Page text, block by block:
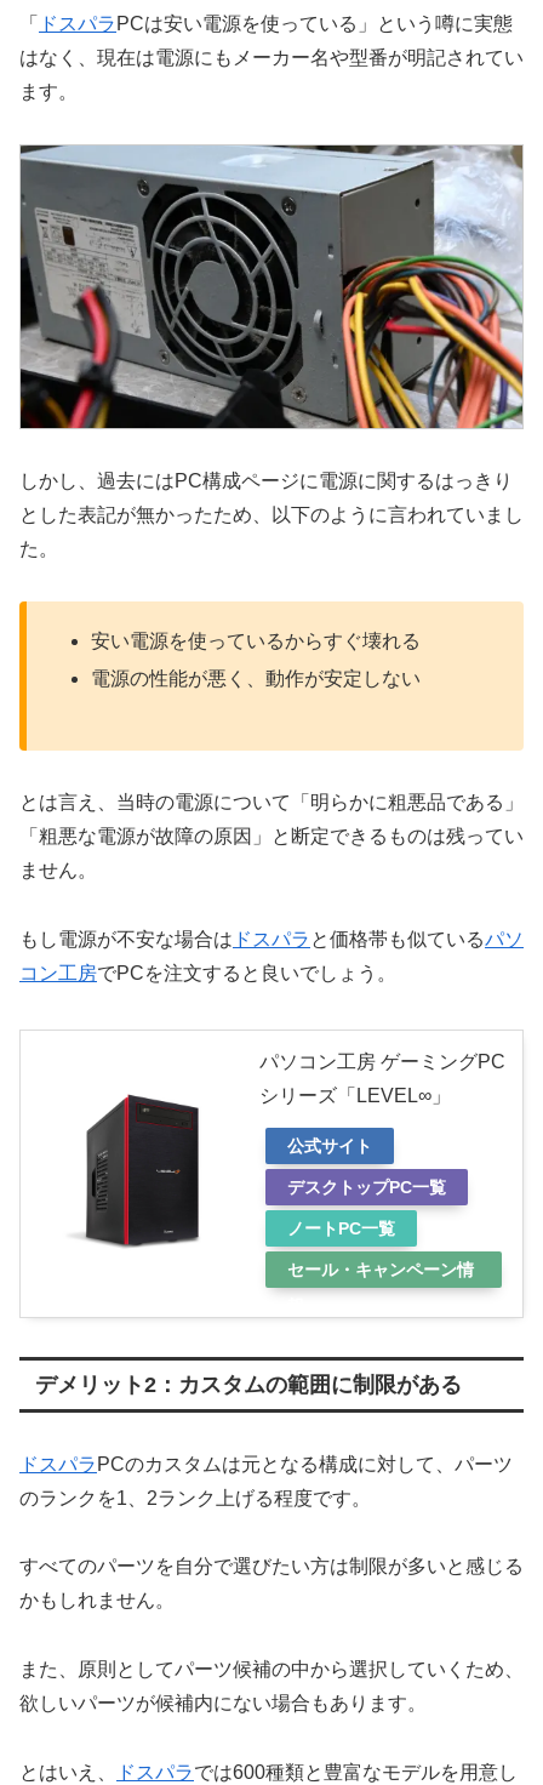
「 ドスパラ PCは安い電源を使っている」という噂に実態
はなく、現在は電源にもメーカー名や型番が明記されてい
ます。
しかし、過去にはPC構成ページに電源に関するはっきり
とした表記が無かったため、以下のように言われていまし
た。
安い電源を使っているからすぐ壊れる
電源の性能が悪く、動作が安定しない
とは言え、当時の電源について「明らかに粗悪品である」
「粗悪な電源が故障の原因」と断定できるものは残ってい
ません。
もし電源が不安な場合は ドスパラ と価格帯も似ているパソ
コン工房でPCを注文すると良いでしょう。
パソコン工房 ゲーミングPC
シリーズ「LEVEL∞」
公式サイト
デスクトップPC一覧
ノートPC一覧
セール・キャンペーン情
デメリット2：カスタムの範囲に制限がある
ドスパラ PCのカスタムは元となる構成に対して、パーツ
のランクを1、2ランク上げる程度です。
すべてのパーツを自分で選びたい方は制限が多いと感じる
かもしれません。
また、原則としてパーツ候補の中から選択していくため、
欲しいパーツが候補内にない場合もあります。
とはいえ、 ドスパラでは600種類と豊富なモデルを用意し